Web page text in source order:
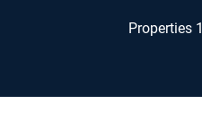
Properties 1